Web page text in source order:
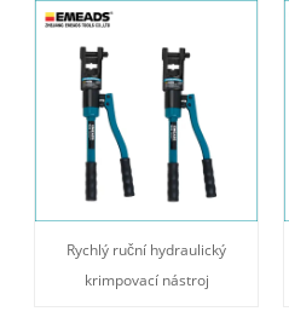
Rychlý ruční hydraulický
krimpovací nástroj